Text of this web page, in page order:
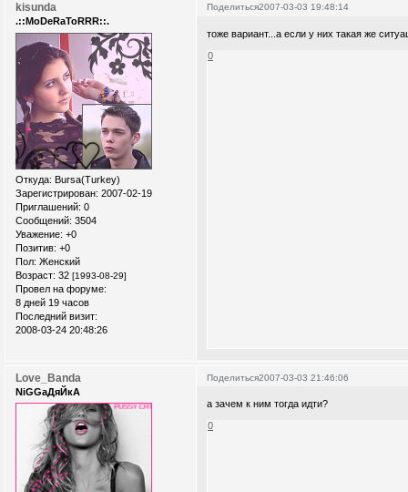
Поделиться2007-03-03 19:48:14
kisunda
.::MoDeRaToRRR::.
Откуда: Bursa(Turkey)
Зарегистрирован: 2007-02-19
Приглашений: 0
Сообщений: 3504
Уважение: +0
Позитив: +0
Пол: Женский
Возраст: 32 [1993-08-29]
Провел на форуме:
8 дней 19 часов
Последний визит:
2008-03-24 20:48:26
тоже вариант...а если у них такая же
0
Поделиться2007-03-03 21:46:06
Love_Banda
NiGGaДяЙкА
а зачем к ним тогда идти?
0